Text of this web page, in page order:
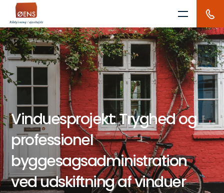
Skip
content
Vinduesprojekt: Tryghed og
professionel
byggesagsadministration
ved udskiftning af vinduer